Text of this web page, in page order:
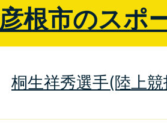
彦根市のスポ
桐生祥秀選手(陸上